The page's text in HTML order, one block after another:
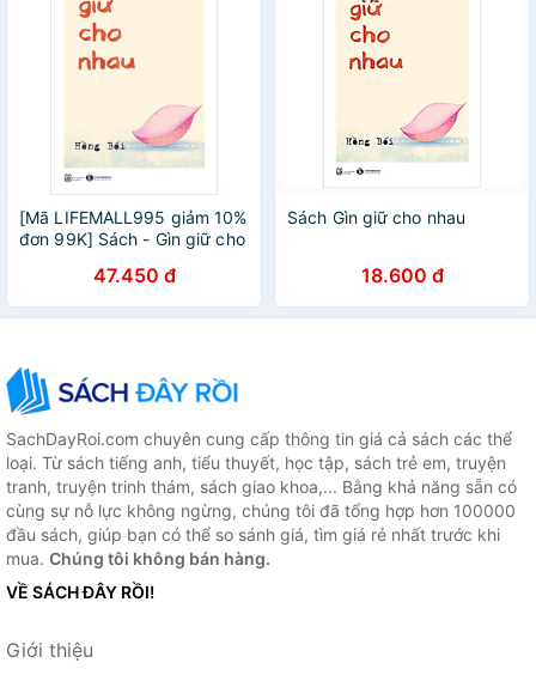
[Mã LIFEMALL995 giảm 10%
đơn 99K] Sách - Gìn giữ cho
47.450 đ
Sách Gìn giữ cho nhau
18.600 đ
SachDayRoi.com chuyên cung cấp thông tin giá cả sách các thể
loại. Từ sách tiếng anh, tiểu thuyết, học tập, sách trẻ em, truyện
tranh, truyện trinh thám, sách giao khoa,... Bằng khả năng sẵn có
cùng sự nỗ lực không ngừng, chúng tôi đã tổng hợp hơn 100000
đầu sách, giúp bạn có thể so sánh giá, tìm giá rẻ nhất trước khi
mua. Chúng tôi không bán hàng.
VỀ SÁCH ĐÂY RỒI!
Giới thiệu